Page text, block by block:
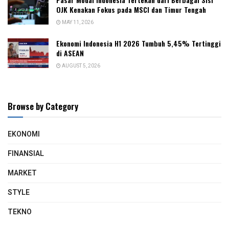
OJK Kenakan Fokus pada MSCI dan Timur Tengah
MAY 11, 2026
Ekonomi Indonesia H1 2026 Tumbuh 5,45% Tertinggi
di ASEAN
AUGUST 5, 2026
Browse by Category
EKONOMI
FINANSIAL
MARKET
STYLE
TEKNO